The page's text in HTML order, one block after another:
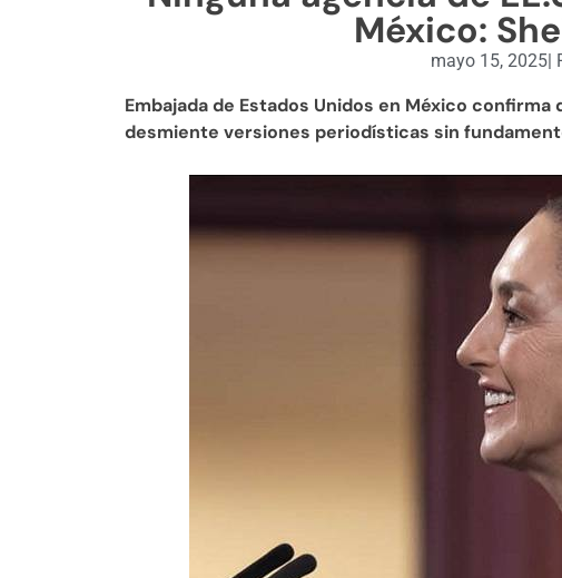
México:
mayo 15, 2025|
Embajada de Estados Unidos en México
desmiente versiones periodísticas sin